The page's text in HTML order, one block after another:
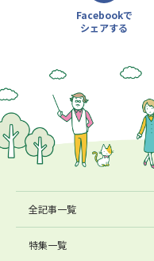
Facebookで
シェアする
全記事一覧
特集一覧